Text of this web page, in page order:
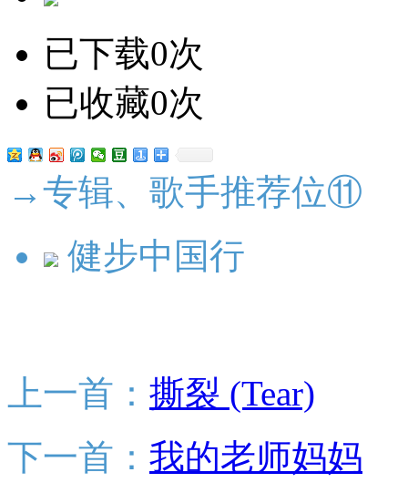
已下载0次
已收藏0次
→专辑、歌手推荐位⑪
健步中国行
上一首： 撕裂 (Tear)
下一首： 我的老师妈妈